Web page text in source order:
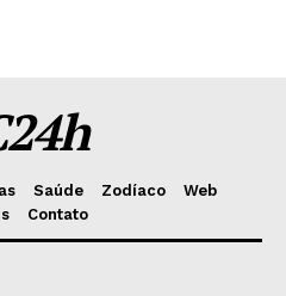
Saúde Zodíaco
Web
Contato